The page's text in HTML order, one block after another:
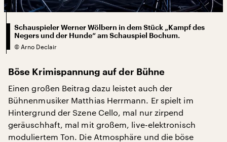
Schauspieler Werner Wölbern in dem Stück „Kampf des
Negers und der Hunde“ am Schauspiel Bochum.
© Arno Declair
Böse Krimispannung auf der Bühne
Einen großen Beitrag dazu leistet auch der
Bühnenmusiker Matthias Herrmann. Er spielt im
Hintergrund der Szene Cello, mal nur zirpend
geräuschhaft, mal mit großem, live-elektronisch
moduliertem Ton. Die Atmosphäre und die böse